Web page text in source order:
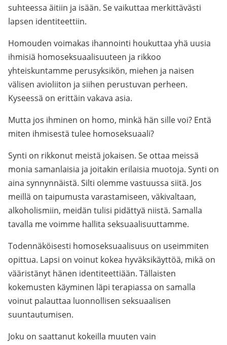
suhteessa äitiin ja isään. Se vaikuttaa merkittävästi
lapsen identiteettiin.
Homouden voimakas ihannointi houkuttaa yhä uusia
ihmisiä homoseksuaalisuuteen ja rikkoo
yhteiskuntamme perusyksikön, miehen ja naisen
välisen avioliiton ja siihen perustuvan perheen.
Kyseessä on erittäin vakava asia.
Mutta jos ihminen on homo, minkä hän sille voi? Entä
miten ihmisestä tulee homoseksuaali?
Synti on rikkonut meistä jokaisen. Se ottaa meissä
monia samanlaisia ja joitakin erilaisia muotoja. Synti on
aina synnynnäistä. Silti olemme vastuussa siitä. Jos
meillä on taipumusta varastamiseen, väkivaltaan,
alkoholismiin, meidän tulisi pidättyä niistä. Samalla
tavalla me voimme hallita seksuaalisuuttamme.
Todennäköisesti homoseksuaalisuus on useimmiten
opittua. Lapsi on voinut kokea hyväksikäyttöä, mikä on
vääristänyt hänen identiteettiään. Tällaisten
kokemusten käyminen läpi terapiassa on samalla
voinut palauttaa luonnollisen seksuaalisen
suuntautumisen.
Joku on saattanut kokeilla muuten vain